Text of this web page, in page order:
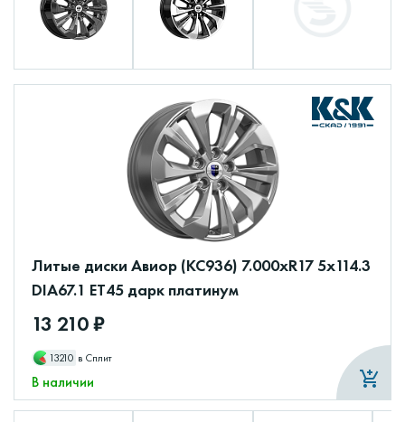
Литые диски Авиор (КС936) 7.000xR17 5x114.3
DIA67.1 ET45 дарк платинум
13 210 ₽
13210 в Сплит
В наличии